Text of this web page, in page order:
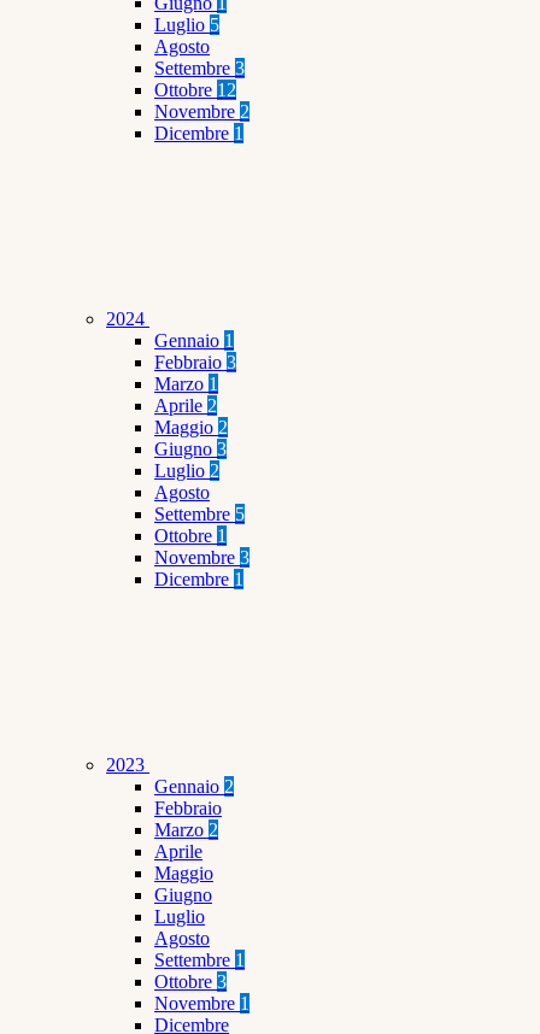
Luglio 5
Agosto
Settembre 3
Ottobre 12
Novembre 2
Dicembre 1
2024
Gennaio 1
Febbraio 3
Marzo 1
Aprile 2
Maggio 2
Giugno 3
Luglio 2
Agosto
Settembre 5
Ottobre 1
Novembre 3
Dicembre 1
2023
Gennaio 2
Febbraio
Marzo 2
Aprile
Maggio
Giugno
Luglio
Agosto
Settembre 1
Ottobre 3
Novembre 1
Dicembre